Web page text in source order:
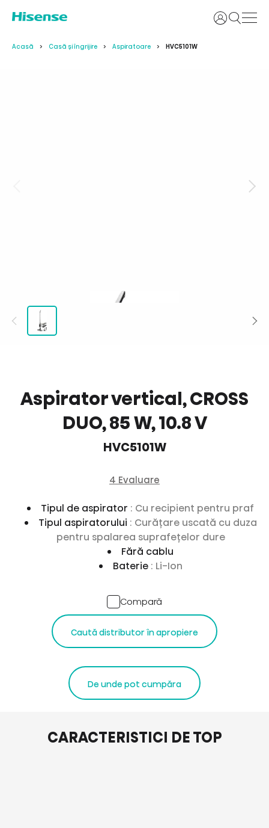
Login
Acasă Casă și îngrijire Aspiratoare HVC5101W
Aspirator vertical, CROSS
DUO, 85 W, 10.8 V
HVC5101W
4 Evaluare
Tipul de aspirator : Cu recipient pentru praf
Tipul aspiratorului : Curățare uscată cu duza
pentru spalarea suprafețelor dure
Fără cablu
Baterie : Li-Ion
Compară
Caută distributor în apropiere
De unde pot cumpăra
CARACTERISTICI DE TOP